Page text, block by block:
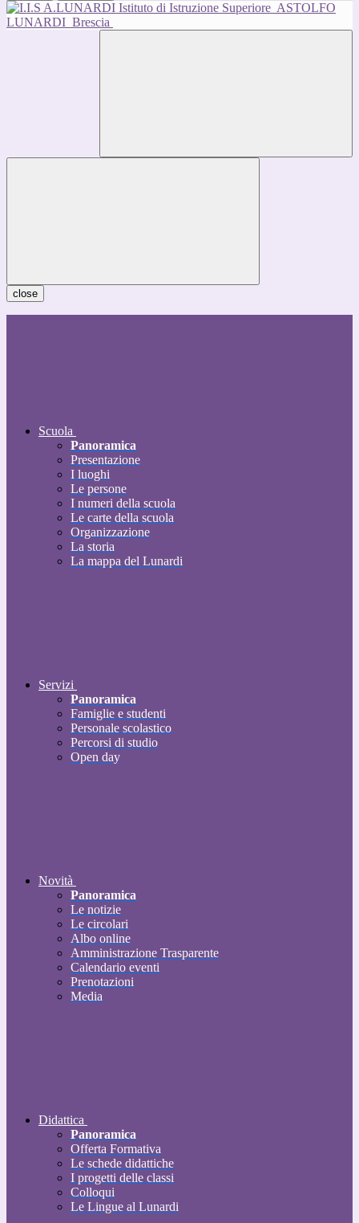
Istituto di Istruzione Superiore ASTOLFO
LUNARDI Brescia
close
Scuola
Panoramica
Presentazione
I luoghi
Le persone
I numeri della scuola
Le carte della scuola
Organizzazione
La storia
La mappa del Lunardi
Servizi
Panoramica
Famiglie e studenti
Personale scolastico
Percorsi di studio
Open day
Novità
Panoramica
Le notizie
Le circolari
Albo online
Amministrazione Trasparente
Calendario eventi
Prenotazioni
Media
Didattica
Panoramica
Offerta Formativa
Le schede didattiche
I progetti delle classi
Colloqui
Le Lingue al Lunardi